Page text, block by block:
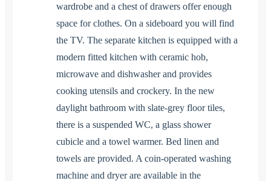
wardrobe and a chest of drawers offer enough
space for clothes. On a sideboard you will find
the TV. The separate kitchen is equipped with a
modern fitted kitchen with ceramic hob,
microwave and dishwasher and provides
cooking utensils and crockery. In the new
daylight bathroom with slate-grey floor tiles,
there is a suspended WC, a glass shower
cubicle and a towel warmer. Bed linen and
towels are provided. A coin-operated washing
machine and dryer are available in the